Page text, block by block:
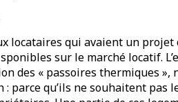
locataires qui avaient un projet
sur le marché locatif.
des « passoires thermiques »,
qu’ils ne souhaitent pas